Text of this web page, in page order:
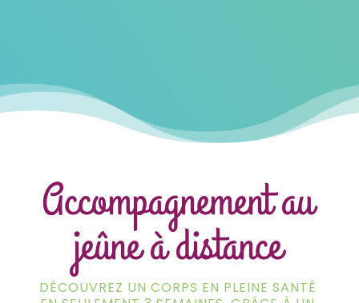
Accompagnement au
jeûne à distance
DÉCOUVREZ UN CORPS EN PLEINE SANTÉ